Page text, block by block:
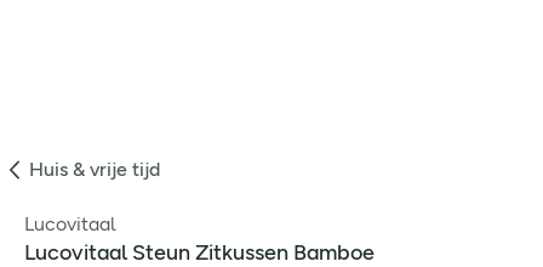
Huis & vrije tijd
Lucovitaal
Lucovitaal Steun Zitkussen Bamboe